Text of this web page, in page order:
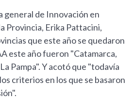
general de Innovación en
Provincia, Erika Pattacini,
que este año se quedaron
este año fueron "Catamarca,
Pampa". Y acotó que "todavía
criterios en los que se basaron